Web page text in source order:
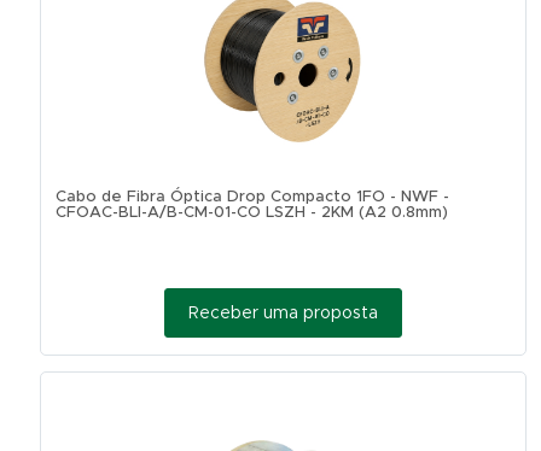
Cabo de Fibra Óptica Drop Compacto 1FO - NWF -
CFOAC-BLI-A/B-CM-01-CO LSZH - 2KM (A2 0.8mm)
Receber uma proposta